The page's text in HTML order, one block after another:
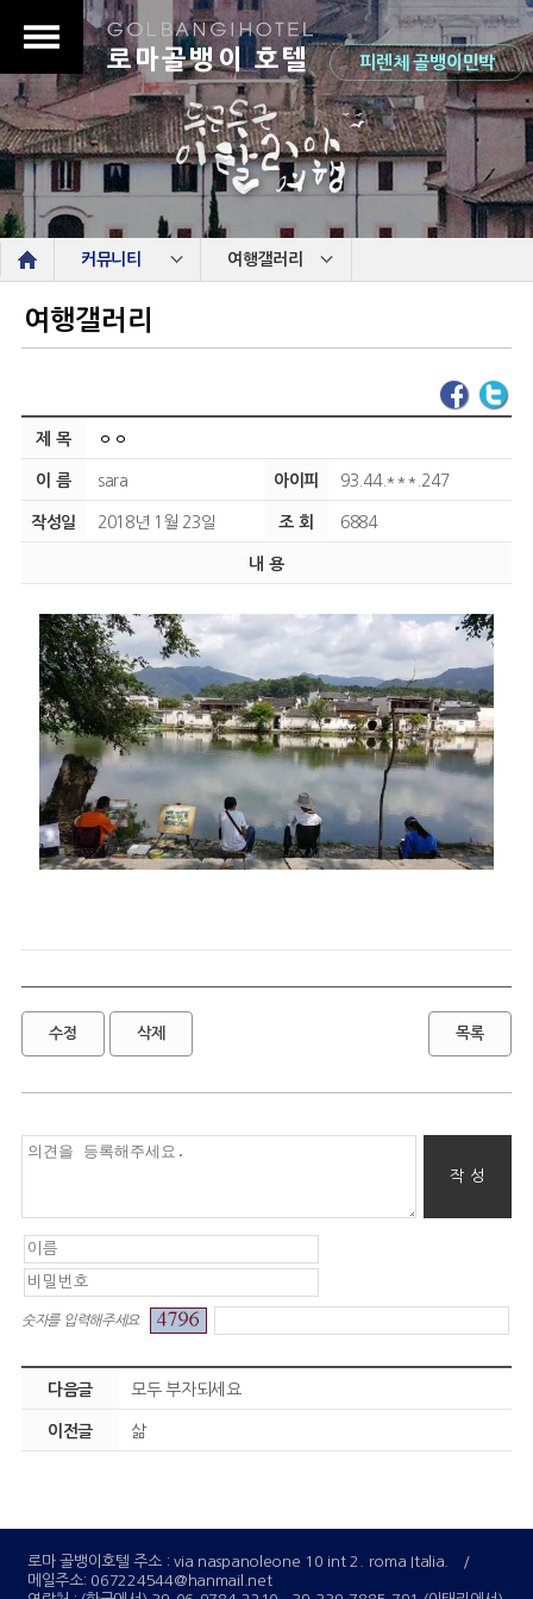
로마골뱅이 호텔 피렌체 골뱅이민박
커뮤니티 여행갤러리
여행갤러리
제 목 ㅇㅇ
이 름 sara 아이피 93.44.***.247
작성일 2018년 1월 23일 조 회 6884
내 용
수정 삭제 목록
숫자를 입력해주세요
다음글 모두 부자되세요
이전글 삶
로마 골뱅이호텔 주소 : via naspanoleone 10 int 2. roma Italia.
/
메일주소: 067224544@hanmail.net